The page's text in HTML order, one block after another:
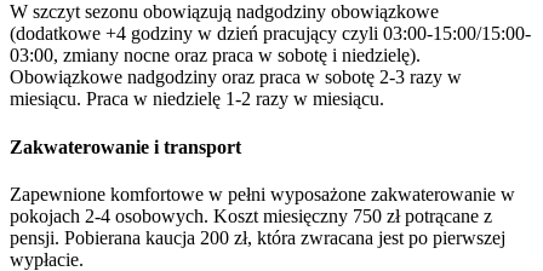
W szczyt sezonu obowiązują nadgodziny obowiązkowe
(dodatkowe +4 godziny w dzień pracujący czyli 03:00-15:00/15:00-
03:00, zmiany nocne oraz praca w sobotę i niedzielę).
Obowiązkowe nadgodziny oraz praca w sobotę 2-3 razy w
miesiącu. Praca w niedzielę 1-2 razy w miesiącu.
Zakwaterowanie i transport
Zapewnione komfortowe w pełni wyposażone zakwaterowanie w
pokojach 2-4 osobowych. Koszt miesięczny 750 zł potrącane z
pensji. Pobierana kaucja 200 zł, która zwracana jest po pierwszej
wypłacie.